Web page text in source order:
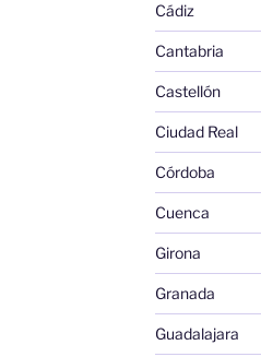
Cádiz
Cantabria
Castellón
Ciudad Real
Córdoba
Cuenca
Girona
Granada
Guadalajara